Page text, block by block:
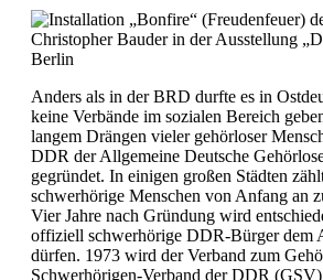
Anders als in der BRD durfte es in
keine Verbände im sozialen Bereich
langem Drängen vieler gehörloser
DDR der Allgemeine Deutsche
gegründet. In einigen großen Städten
schwerhörige Menschen von Anfang an
Vier Jahre nach Gründung wird
offiziell schwerhörige DDR-Bürger dem
dürfen. 1973 wird der Verband zum
Schwerhörigen-Verband der DDR